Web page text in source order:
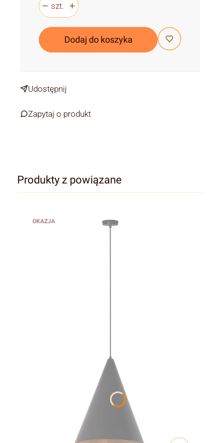
szt.
Dodaj do koszyka
Udostępnij
Zapytaj o produkt
Produkty z powiązane
OKAZJA